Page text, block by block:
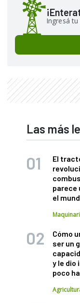
Ingresá
Las más
El
parece
el
Cómo
ser un
y le dio
poco